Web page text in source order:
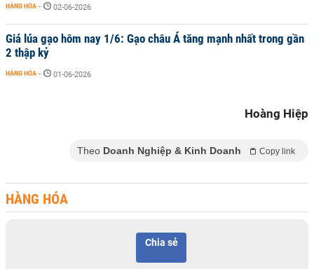
HÀNG HÓA - 02-06-2026
Giá lúa gạo hôm nay 1/6: Gạo châu Á tăng mạnh nhất trong gần
2 thập kỷ
HÀNG HÓA - 01-06-2026
Hoàng Hiệp
Theo Doanh Nghiệp & Kinh Doanh Copy link
HÀNG HÓA
Chia sẻ